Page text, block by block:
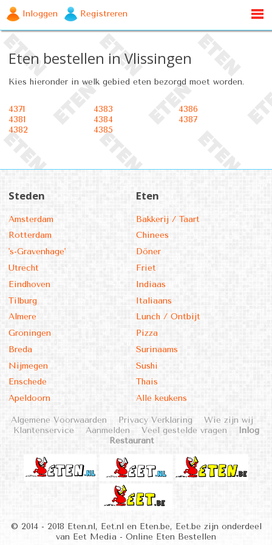
Inloggen Registreren
Eten bestellen in Vlissingen
Kies hieronder in welk gebied eten bezorgd moet worden.
4371
4381
4382
4383
4384
4385
4386
4387
Steden
Amsterdam
Rotterdam
's-Gravenhage'
Utrecht
Eindhoven
Tilburg
Almere
Groningen
Breda
Nijmegen
Enschede
Apeldoorn
Eten
Bakkerij / Taart
Chinees
Döner
Friet
Indiaas
Italiaans
Lunch / Ontbijt
Pizza
Surinaams
Sushi
Thais
Alle keukens
Algemene Voorwaarden Privacy Verklaring
Wie zijn wij
Klantenservice
Aanmelden Veel gestelde vragen
Inlog
Restaurant
© 2014 - 2018 Eten.nl, Eet.nl en Eten.be, Eet.be zijn onderdeel
van Eet Media - Online Eten Bestellen